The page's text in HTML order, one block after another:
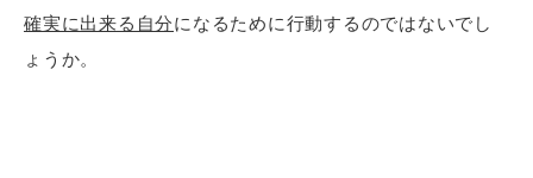
確実に出来る自分になるために行動するのではないでし
ょうか。